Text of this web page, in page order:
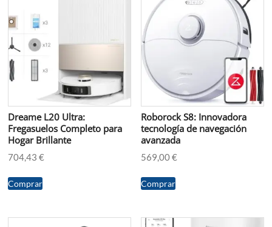
Dreame L20 Ultra:
Fregasuelos Completo para
Hogar Brillante
704,43€
Comprar
Roborock S8: Innovadora
tecnología de navegación
avanzada
569,00€
Comprar